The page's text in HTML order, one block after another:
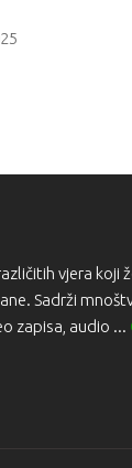
vjera koji
Sadrži
zapisa, audio ...